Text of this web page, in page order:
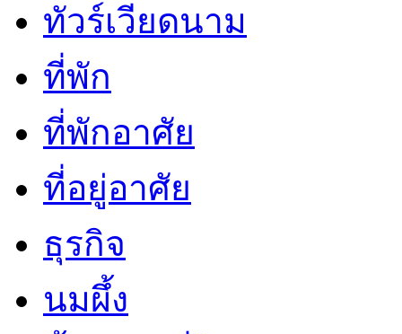
ทัวร์เวียดนาม
ที่พัก
ที่พักอาศัย
ที่อยู่อาศัย
ธุรกิจ
นมผึ้ง